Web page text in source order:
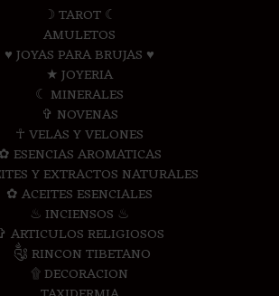
☽ TAROT ☾
AMULETOS
♥ JOYAS PARA BRUJAS ♥
★ JOYERIA
☾ MINERALES
✞ NOVENAS
☥ VELAS Y VELONES
✿ ESENCIAS AROMATICAS
Y EXTRACTOS NATURALES
✿ ACEITES ESENCIALES
♨ INCIENSOS ♨
ARTICULOS RELIGIOSOS
༃ RINCON TIBETANO
۩ DECORACION